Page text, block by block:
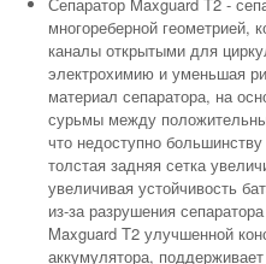
многореберной геометрией,
каналы открытыми для
электрохимию и уменьшая
материал сепаратора, на
сурьмы между
что недоступно
толстая задняя сетка
увеличивая устойчивость
из-за разрушения
Maxguard T2 улучшенной
аккумулятора,